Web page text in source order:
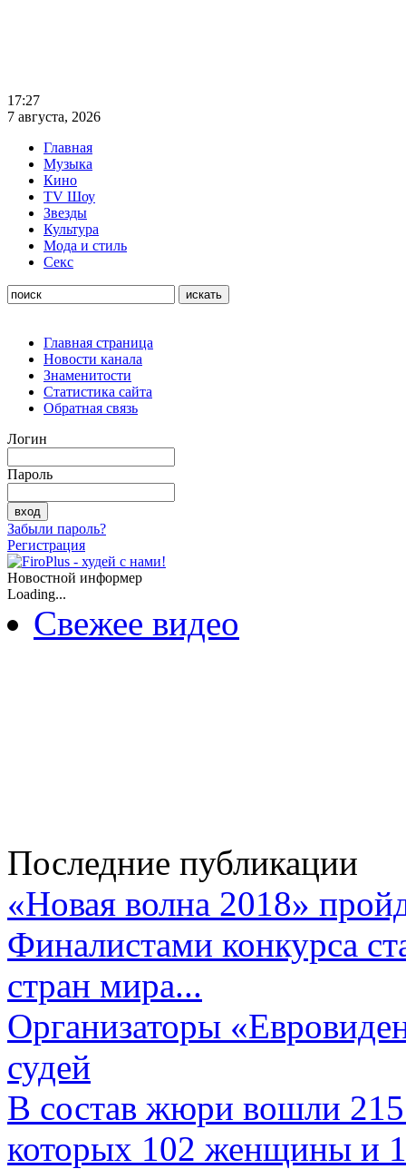
17:27
7 августа, 2026
Главная
Музыка
Кино
TV Шоу
Звезды
Культура
Мода и стиль
Секс
Главная страница
Новости канала
Знаменитости
Статистика сайта
Обратная связь
Логин
Пароль
Забыли пароль?
Регистрация
Новостной информер
Loading...
Свежее видео
Последние публикации
«Новая волна 2018»
Финалистами конкурса
стран мира...
Организаторы
судей
В состав жюри вошли 215
которых 102 женщины и